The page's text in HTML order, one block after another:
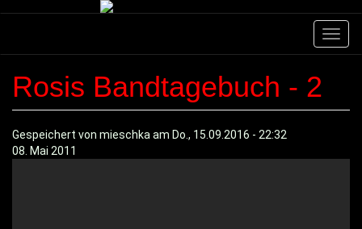
Rosis Bandtagebuch - 2
Gespeichert von mieschka am Do., 15.09.2016 - 22:32
08. Mai 2011